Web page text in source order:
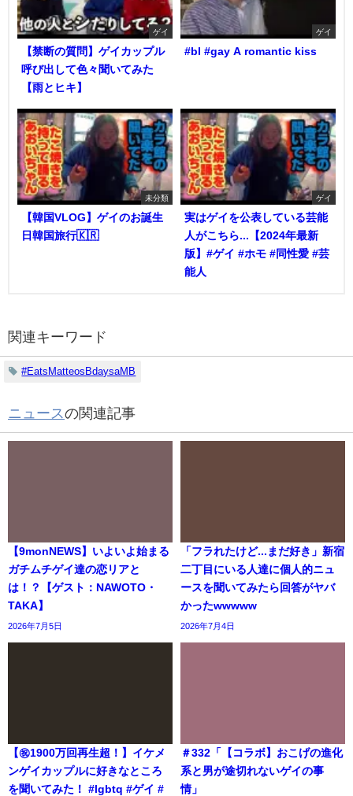
ゲイ
【禁断の質問】ゲイカップル
呼び出して色々聞いてみた
【雨とヒキ】
ゲイ
#bl #gay A romantic kiss
未分類
【韓国VLOG】ゲイのお誕生
日韓国旅行🇰🇷
ゲイ
実はゲイを公表している芸能
人がこちら...【2024年最新
版】#ゲイ #ホモ #同性愛 #芸
能人
関連キーワード
#EatsMatteosBdaysaMB
ニュースの関連記事
【9monNEWS】いよいよ始まる
ガチムチゲイ達の恋リアと
は！？【ゲスト：NAWOTO・
TAKA】
2026年7月5日
「フラれたけど...まだ好き」新宿
二丁目にいる人達に個人的ニュ
ースを聞いてみたら回答がヤバ
かったwwwww
2026年7月4日
【㊗️1900万回再生超！】イケメ
ンゲイカップルに好きなところ
を聞いてみた！ #lgbtq #ゲイ #
＃332「【コラボ】おこげの進化
系と男が途切れないゲイの事
情」